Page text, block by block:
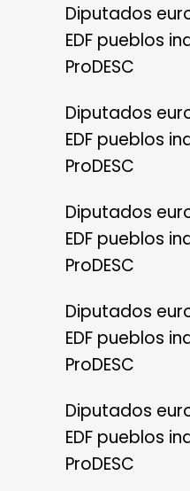
Diputados
EDF pueblos
ProDESC
Diputados
EDF pueblos
ProDESC
Diputados
EDF pueblos
ProDESC
Diputados
EDF pueblos
ProDESC
Diputados
EDF pueblos
ProDESC